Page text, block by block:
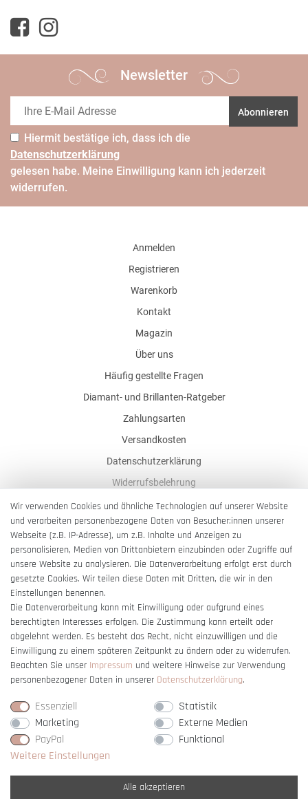
Newsletter
Abonnieren
Hiermit bestätige ich, dass ich die
Daten­schutz­erklärung
gelesen habe. Meine Einwilligung kann ich jederzeit
widerrufen.
Anmelden
Registrieren
Warenkorb
Kontakt
Magazin
Über uns
Häufig gestellte Fragen
Diamant- und Brillanten-Ratgeber
Zahlungsarten
Versandkosten
Datenschutzerklärung
Widerrufsbelehrung
AGB
Impressum
Barrierefreiheitserklärung
Vertrag widerrufen
Wir verwenden Cookies und ähnliche Technologien auf unserer Website
und verarbeiten personenbezogene Daten von Besucher:innen unserer
Webseite (z.B. IP-Adresse), um z.B. Inhalte und Anzeigen zu
personalisieren, Medien von Drittanbietern einzubinden oder Zugriffe auf
unsere Website zu analysieren. Die Datenverarbeitung erfolgt erst durch
gesetzte Cookies. Wir teilen diese Daten mit Dritten, die wir in den
Einstellungen benennen.
Die Datenverarbeitung kann mit Einwilligung oder aufgrund eines
berechtigten Interesses erfolgen. Die Zustimmung kann erteilt oder
abgelehnt werden. Es besteht das Recht, nicht einzuwilligen und die
Einwilligung zu einem späteren Zeitpunkt zu ändern oder zu widerrufen.
Beachten Sie unser Impressum und weitere Hinweise zur Verwendung
personenbezogener Daten in unserer Daten­schutz­erklärung.
Essenziell
Statistik
Marketing
Externe Medien
PayPal
Funktional
Weitere Einstellungen
Alle akzeptieren